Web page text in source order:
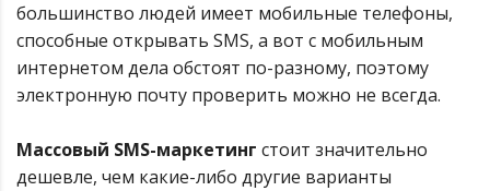
большинство людей имеет мобильные телефоны,
способные открывать SMS, а вот с мобильным
интернетом дела обстоят по-разному, поэтому
электронную почту проверить можно не всегда.
Массовый SMS-маркетинг стоит значительно
дешевле, чем какие-либо другие варианты